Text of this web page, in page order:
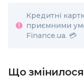
Кредитні
приємними
Finance.ua. 💳
Що змінилося